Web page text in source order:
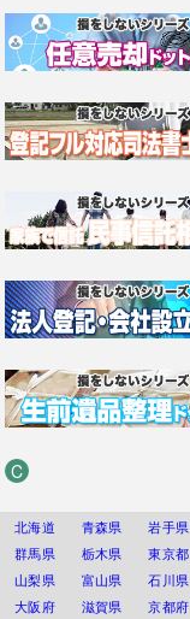
C
北海道 青森県 岩手県
群馬県
栃木県 東京都
山梨県
富山県 石川県
大阪府
滋賀県 京都府